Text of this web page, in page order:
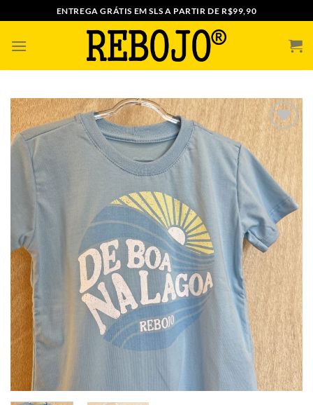
to
content
ENTREGA GRÁTIS EM SLS A PARTIR DE R$99,90
ADICIONAR
A MINHA
LISTA